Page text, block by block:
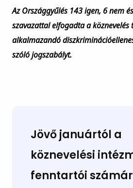
Az Országgyűlés 143 igen, 6 nem
szavazattal elfogadta a köznevelés
alkalmazandó
szóló jogszabályt.
Jövő januártól a
köznevelési
fenntartói